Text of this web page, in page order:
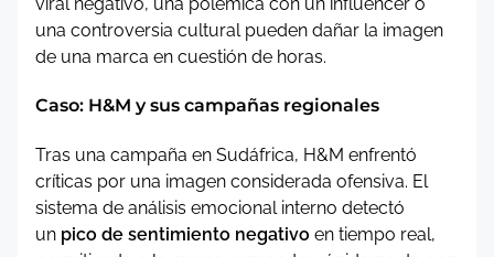
una controversia cultural pueden dañar la imagen
de una marca en cuestión de horas.
Caso: H&M y sus campañas regionales
Tras una campaña en Sudáfrica, H&M enfrentó
críticas por una imagen considerada ofensiva. El
sistema de análisis emocional interno detectó
un pico de sentimiento negativo en tiempo real,